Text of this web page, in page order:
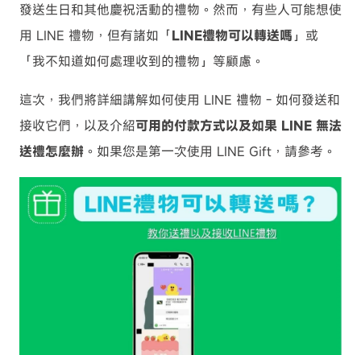
發送生日和其他慶祝活動的禮物。然而，有些人可能想使
用 LINE 禮物，但有諸如「LINE禮物可以轉送嗎」或
「我不知道如何處理收到的禮物」等顧慮。
這次，我們將詳細講解如何使用 LINE 禮物 - 如何發送和
接收它們，以及介紹可用的付款方式以及如果 LINE 無法
送禮怎麼辦 。如果您是第一次使用 LINE Gift，請參考。